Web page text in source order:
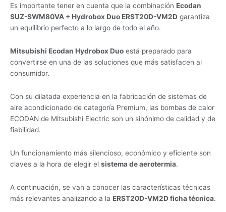
Es importante tener en cuenta que la combinación Ecodan
SUZ-SWM80VA + Hydrobox Duo ERST20D-VM2D garantiza
un equilibrio perfecto a lo largo de todo el año.
Mitsubishi Ecodan Hydrobox Duo está preparado para
convertirse en una de las soluciones que más satisfacen al
consumidor.
Con su dilatada experiencia en la fabricación de sistemas de
aire acondicionado de categoría Premium, las bombas de calor
ECODAN de Mitsubishi Electric son un sinónimo de calidad y de
fiabilidad.
Un funcionamiento más silencioso, económico y eficiente son
claves a la hora de elegir el sistema de aerotermia.
A continuación, se van a conocer las características técnicas
más relevantes analizando a la ERST20D-VM2D ficha técnica.